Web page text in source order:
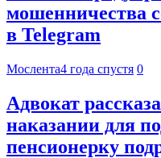
мошенничества
в Telegram
Мослента4 года спустя 0
Адвокат
наказании для
пенсионерку